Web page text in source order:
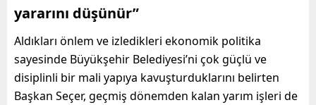
yararını düşünür”
Aldıkları önlem ve izledikleri ekonomik politika
sayesinde Büyükşehir Belediyesi’ni çok güçlü ve
disiplinli bir mali yapıya kavuşturduklarını belirten
Başkan Seçer, geçmiş dönemden kalan yarım işleri de